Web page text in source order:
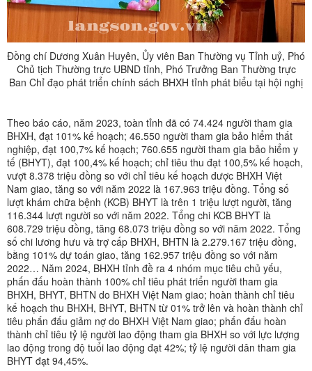
Đồng chí Dương Xuân Huyên, Ủy viên Ban Thường vụ Tỉnh uỷ, Phó
Chủ tịch Thường trực UBND tỉnh, Phó Trưởng Ban Thường trực
Ban Chỉ đạo phát triển chính sách BHXH tỉnh phát biểu tại hội nghị
Theo báo cáo, năm 2023, toàn tỉnh đã có 74.424 người tham gia
BHXH, đạt 101% kế hoạch; 46.550 người tham gia bảo hiểm thất
nghiệp, đạt 100,7% kế hoạch; 760.655 người tham gia bảo hiểm y
tế (BHYT), đạt 100,4% kế hoạch; chỉ tiêu thu đạt 100,5% kế hoạch,
vượt 8.378 triệu đồng so với chỉ tiêu kế hoạch được BHXH Việt
Nam giao, tăng so với năm 2022 là 167.963 triệu đồng. Tổng số
lượt khám chữa bệnh (KCB) BHYT là trên 1 triệu lượt người, tăng
116.344 lượt người so với năm 2022. Tổng chi KCB BHYT là
608.729 triệu đồng, tăng 68.073 triệu đồng so với năm 2022. Tổng
số chi lương hưu và trợ cấp BHXH, BHTN là 2.279.167 triệu đồng,
bằng 101% dự toán giao, tăng 162.957 triệu đồng so với năm
2022… Năm 2024, BHXH tỉnh đề ra 4 nhóm mục tiêu chủ yếu,
phấn đấu hoàn thành 100% chỉ tiêu phát triển người tham gia
BHXH, BHYT, BHTN do BHXH Việt Nam giao; hoàn thành chỉ tiêu
kế hoạch thu BHXH, BHYT, BHTN từ 01% trở lên và hoàn thành chỉ
tiêu phấn đấu giảm nợ do BHXH Việt Nam giao; phấn đấu hoàn
thành chỉ tiêu tỷ lệ người lao động tham gia BHXH so với lực lượng
lao động trong độ tuổi lao động đạt 42%; tỷ lệ người dân tham gia
BHYT đạt 94,45%.